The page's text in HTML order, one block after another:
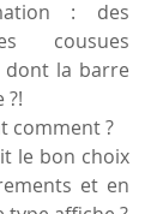
: des
cousues
la barre
?!
comment ?
le bon choix
et en